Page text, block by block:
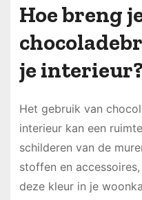
Hoe breng
je
Het gebruik van
interieur kan een
schilderen van de
stoffen en
deze kleur in je